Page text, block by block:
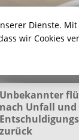
Unbekannter
nach Unfall und
zurück
Dienste.
wir Cookies